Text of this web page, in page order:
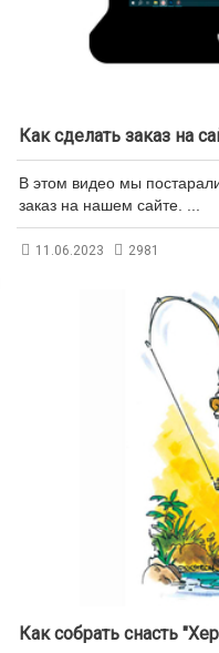
Как сделать заказ на
В этом видео мы
заказ на нашем сайте. ...
11.06.2023 2981
Как собрать снасть